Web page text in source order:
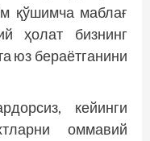
қўшимча маблағ
ҳолат бизнинг
юз бераётганини
кейинги
оммавий